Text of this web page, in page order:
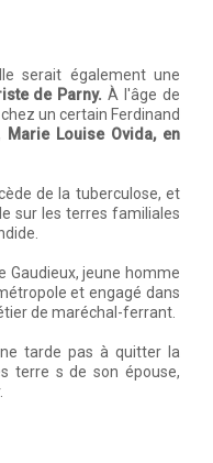
serait également une
de Parny. À l'âge de
un certain Ferdinand
Marie Louise Ovida, en
de la tuberculose, et
sur les terres familiales
Gaudieux, jeune homme
et engagé dans
de maréchal-ferrant.
tarde pas à quitter la
terre s de son épouse,